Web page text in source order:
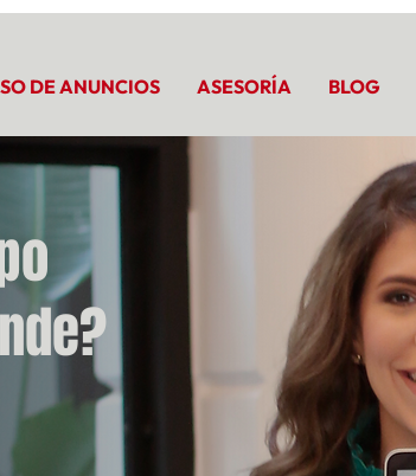
DE ANUNCIOS ASESORÍA BLOG